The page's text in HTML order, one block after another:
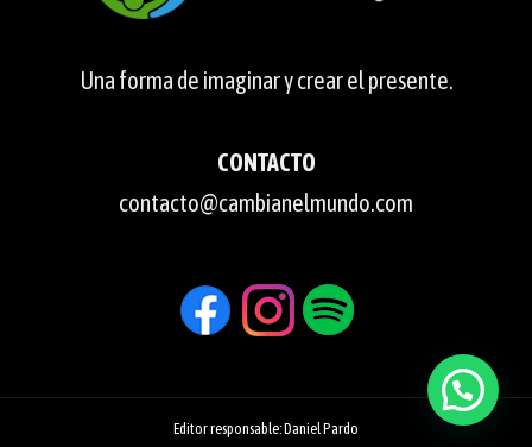
Una forma de imaginar y crear el presente.
CONTACTO
contacto@cambianelmundo.com
Editor responsable: Daniel Pardo